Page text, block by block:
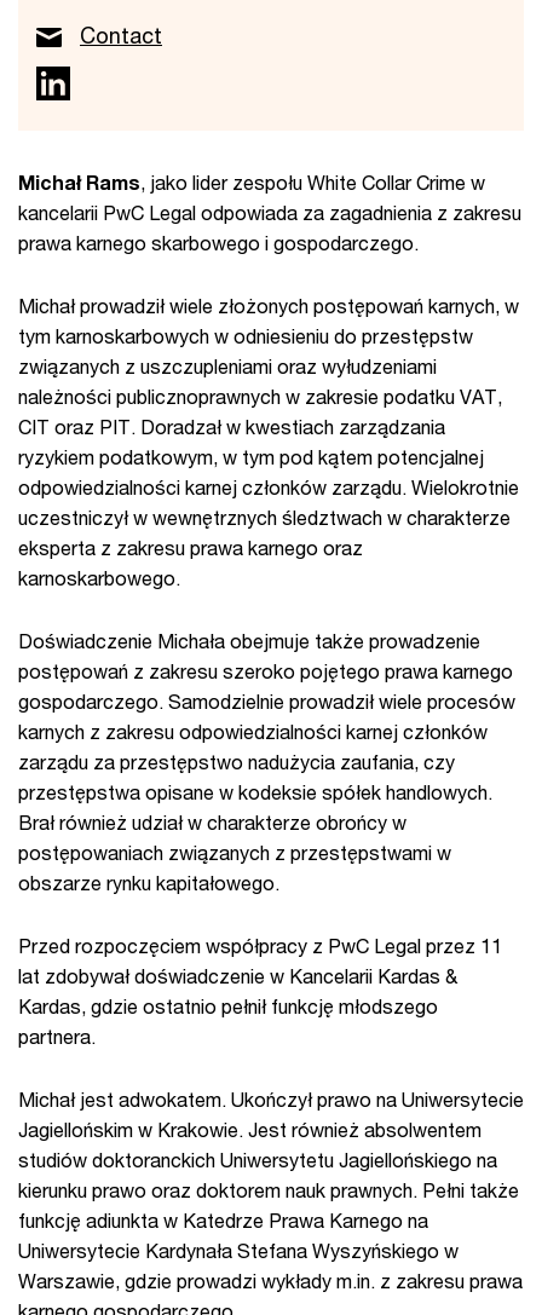
Contact
Michał Rams, jako lider zespołu White Collar Crime w
kancelarii PwC Legal odpowiada za zagadnienia z zakresu
prawa karnego skarbowego i gospodarczego.
Michał prowadził wiele złożonych postępowań karnych, w
tym karnoskarbowych w odniesieniu do przestępstw
związanych z uszczupleniami oraz wyłudzeniami
należności publicznoprawnych w zakresie podatku VAT,
CIT oraz PIT. Doradzał w kwestiach zarządzania
ryzykiem podatkowym, w tym pod kątem potencjalnej
odpowiedzialności karnej członków zarządu. Wielokrotnie
uczestniczył w wewnętrznych śledztwach w charakterze
eksperta z zakresu prawa karnego oraz
karnoskarbowego.
Doświadczenie Michała obejmuje także prowadzenie
postępowań z zakresu szeroko pojętego prawa karnego
gospodarczego. Samodzielnie prowadził wiele procesów
karnych z zakresu odpowiedzialności karnej członków
zarządu za przestępstwo nadużycia zaufania, czy
przestępstwa opisane w kodeksie spółek handlowych.
Brał również udział w charakterze obrońcy w
postępowaniach związanych z przestępstwami w
obszarze rynku kapitałowego.
Przed rozpoczęciem współpracy z PwC Legal przez 11
lat zdobywał doświadczenie w Kancelarii Kardas &
Kardas, gdzie ostatnio pełnił funkcję młodszego
partnera.
Michał jest adwokatem. Ukończył prawo na Uniwersytecie
Jagiellońskim w Krakowie. Jest również absolwentem
studiów doktoranckich Uniwersytetu Jagiellońskiego na
kierunku prawo oraz doktorem nauk prawnych. Pełni także
funkcję adiunkta w Katedrze Prawa Karnego na
Uniwersytecie Kardynała Stefana Wyszyńskiego w
Warszawie, gdzie prowadzi wykłady m.in. z zakresu prawa